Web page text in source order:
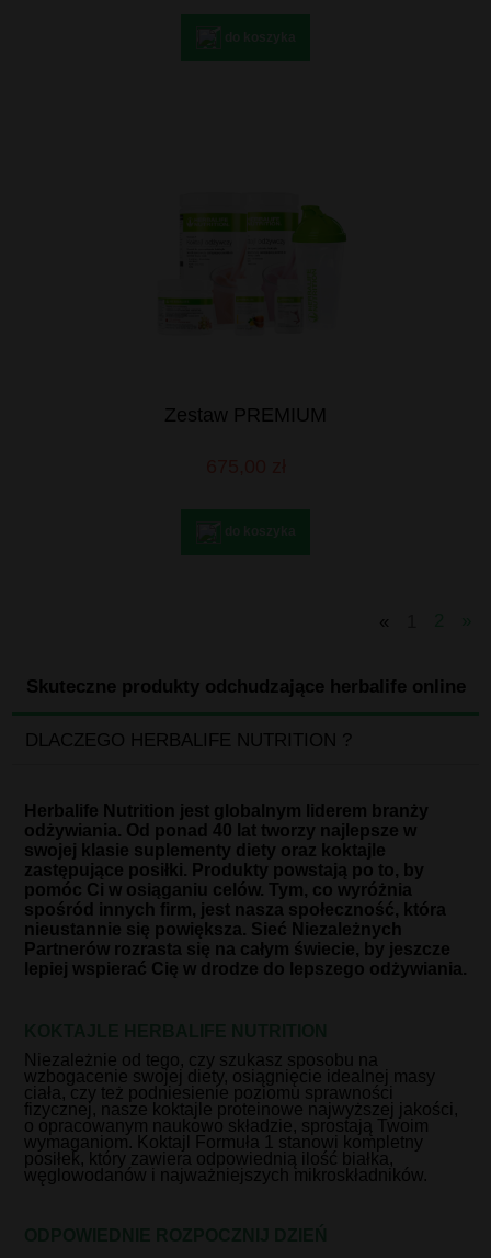
Zestaw PREMIUM
«
Skuteczne produkty odchudzające herbalife online
DLACZEGO HERBALIFE NUTRITION ?
Herbalife Nutrition jest globalnym liderem branży
odżywiania. Od ponad 40 lat tworzy najlepsze w
swojej klasie suplementy diety oraz koktajle
zastępujące posiłki. Produkty powstają po to, by
pomóc Ci w osiąganiu celów. Tym, co wyróżnia
spośród innych firm, jest nasza społeczność, która
nieustannie się powiększa. Sieć Niezależnych
Partnerów rozrasta się na całym świecie, by jeszcze
lepiej wspierać Cię w drodze do lepszego odżywiania.
Niezależnie od tego, czy szukasz sposobu na
wzbogacenie swojej diety, osiągnięcie idealnej masy
ciała, czy też podniesienie poziomu sprawności
fizycznej, nasze koktajle proteinowe najwyższej jakości,
o opracowanym naukowo składzie, sprostają Twoim
wymaganiom. Koktajl Formuła 1 stanowi kompletny
posiłek, który zawiera odpowiednią ilość białka,
węglowodanów i najważniejszych mikroskładników.